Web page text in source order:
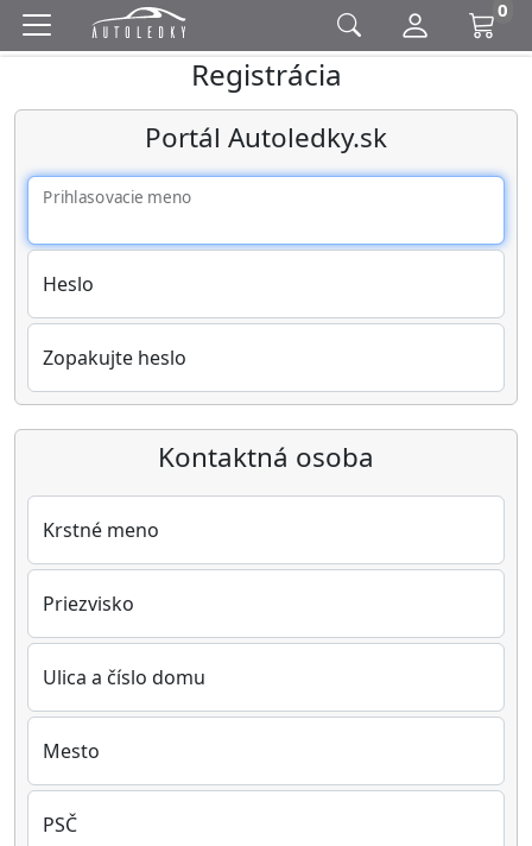
0
Registrácia
Portál Autoledky.sk
Prihlasovacie meno
Heslo
Zopakujte heslo
Kontaktná osoba
Krstné meno
Priezvisko
Ulica a číslo domu
Mesto
PSČ